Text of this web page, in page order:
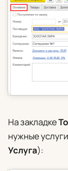
На закладке
нужные
Услуга):